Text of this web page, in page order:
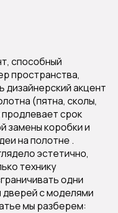
способный
пространства,
дизайнерский акцент
(пятна, сколы,
срок
замены коробки и
на полотне .
эстетично,
технику
одни
дверей с моделями
мы разберем: